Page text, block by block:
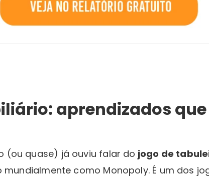
aprendizados
(ou quase) já ouviu falar do jogo de
como Monopoly. É um dos